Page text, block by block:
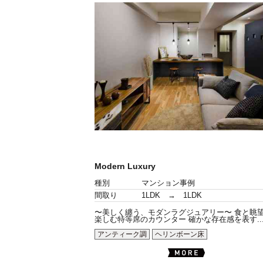
Modern Luxury
種別
マンション事例
間取り
1LDK → 1LDK
〜美しく纏う、モダンラグジュアリー〜 食と眺
楽しむ特等席のカウンター 確かな存在感を表す
アンティーク調
ヘリンボーン床